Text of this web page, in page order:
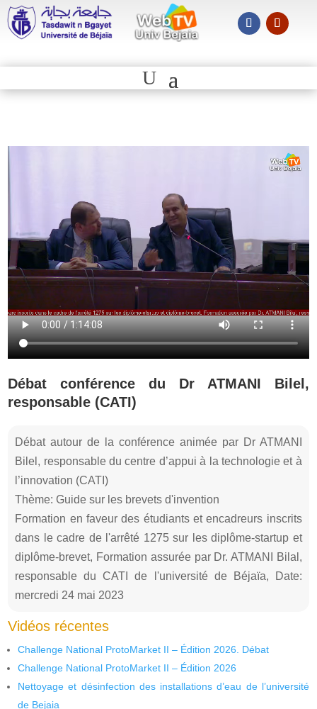
Débat conférence du Dr ATMANI Bilel,
responsable (CATI)
Débat autour de la conférence animée par Dr ATMANI
Bilel, responsable du centre d’appui à la technologie et à
l’innovation (CATI)
Thème: Guide sur les brevets d'invention
Formation en faveur des étudiants et encadreurs inscrits
dans le cadre de l'arrêté 1275 sur les diplôme-startup et
diplôme-brevet, Formation assurée par Dr. ATMANI Bilal,
responsable du CATI de l'université de Béjaïa, Date:
mercredi 24 mai 2023
Vidéos récentes
Challenge National ProtoMarket II – Édition 2026. Débat
Challenge National ProtoMarket II – Édition 2026
Nettoyage et désinfection des installations d’eau de l’université
de Bejaia